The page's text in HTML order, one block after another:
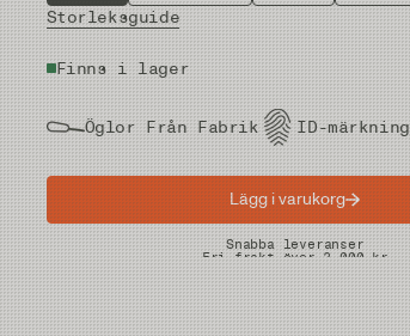
Storleksguide
Finns i lager
Öglor Från Fabrik ID-märkning
Lägg i varukorg
Snabba leveranser
Fri frakt över 2.000 kr